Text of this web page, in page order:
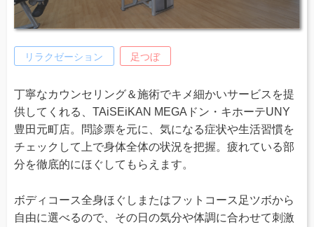
リラクゼーション 足つぼ
丁寧なカウンセリング＆施術でキメ細かいサービスを提
供してくれる、TAiSEiKAN MEGAドン・キホーテUNY
豊田元町店。問診票を元に、気になる症状や生活習慣を
チェックして上で身体全体の状況を把握。疲れている部
分を徹底的にほぐしてもらえます。
ボディコース全身ほぐしまたはフットコース足ツボから
自由に選べるので、その日の気分や体調に合わせて刺激